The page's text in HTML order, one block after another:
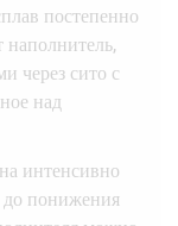
постепенно
через сито с
над
интенсивно
до понижения